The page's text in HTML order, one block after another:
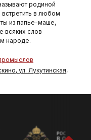
родиной
в любом
из папье-маше,
всяких слов
народе.
ул. Лукутинская,